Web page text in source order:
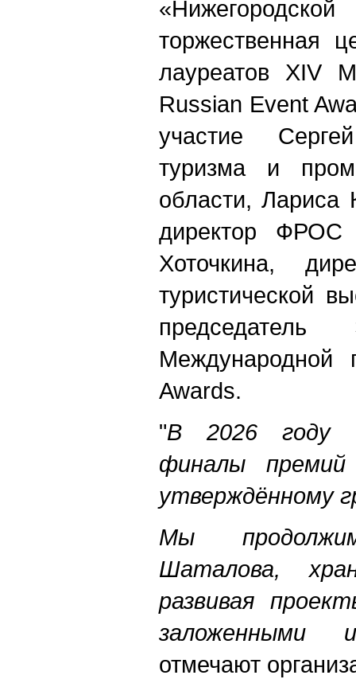
торжественная
лауреатов XIV
Russian Event
участие
туризма и
области, Лариса
директор
Хоточкина,
туристической
председатель
Международной
Awards.
"В 2026 году
финалы премий
утверждённому
Мы
Шаталова,
развивая
заложенными
отмечают